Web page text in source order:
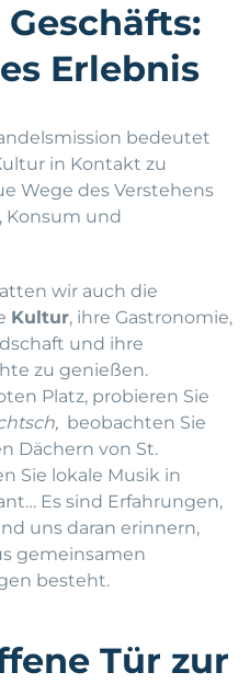
Erlebnis
bedeutet
in Kontakt zu
Wege des Verstehens
Konsum und
wir auch die
Kultur, ihre Gastronomie,
und ihre
zu genießen.
Platz, probieren Sie
beobachten Sie
Dächern von St.
Sie lokale Musik in
Es sind Erfahrungen,
uns daran erinnern,
gemeinsamen
besteht.
Tür zur